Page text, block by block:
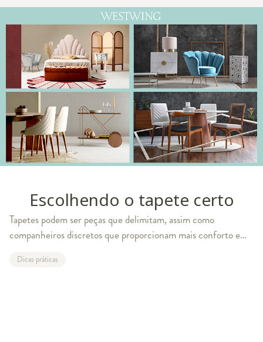
Escolhendo o tapete certo
Tapetes podem ser peças que delimitam, assim como
companheiros discretos que proporcionam mais conforto em
perfeito e como podem mudar a deco
Dicas práticas